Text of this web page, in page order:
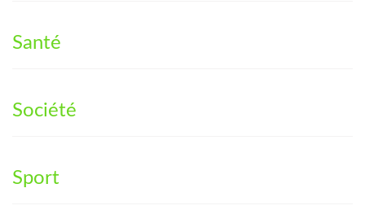
Santé
Société
Sport